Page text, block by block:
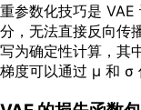
重参数化技巧是 VAE
分，无法直接反向传
写为确定性计算，其
梯度可以通过 μ 和 σ